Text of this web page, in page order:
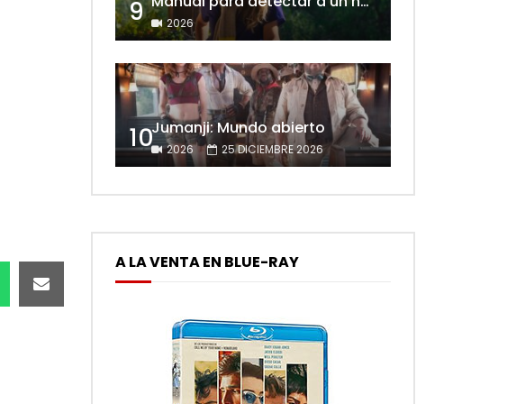
9 2026
10Jumanji: Mundo abierto
2026 25 DICIEMBRE 2026
A LA VENTA EN BLUE-RAY